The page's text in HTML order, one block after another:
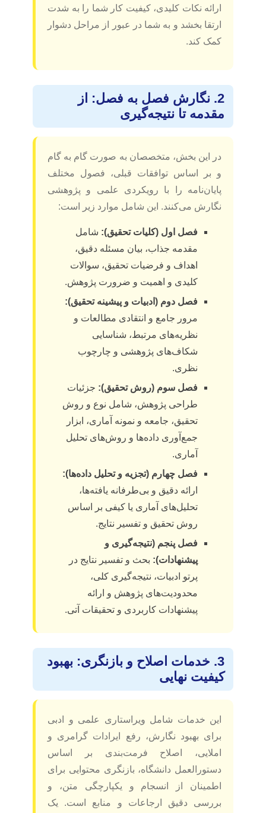
ارائه نکات کلیدی، کیفیت کار شما را به شدت
ارتقا بخشد و به شما در عبور از مراحل دشوار
کمک کند.
2. نگارش فصل به فصل: از
مقدمه تا نتیجه‌گیری
در این بخش، متخصصان به صورت گام به گام
و بر اساس توافقات قبلی، فصول مختلف
پایان‌نامه را با رویکردی علمی و پژوهشی
نگارش می‌کنند. این شامل موارد زیر است:
فصل اول (کلیات تحقیق):شامل
مقدمه جذاب، بیان مسئله دقیق،
اهداف و فرضیات تحقیق، سوالات
کلیدی و اهمیت و ضرورت پژوهش.
فصل دوم (ادبیات و پیشینه تحقیق):
مرور جامع و انتقادی مطالعات و
نظریه‌های مرتبط، شناسایی
شکاف‌های پژوهشی و چارچوب
نظری.
فصل سوم (روش تحقیق):جزئیات
طراحی پژوهش، شامل نوع و روش
تحقیق، جامعه و نمونه آماری، ابزار
جمع‌آوری داده‌ها و روش‌های تحلیل
آماری.
فصل چهارم (تجزیه و تحلیل داده‌ها):
ارائه دقیق و بی‌طرفانه یافته‌ها،
تحلیل‌های آماری یا کیفی بر اساس
روش تحقیق و تفسیر نتایج.
فصل پنجم (نتیجه‌گیری و
پیشنهادات):بحث و تفسیر نتایج در
پرتو ادبیات، نتیجه‌گیری کلی،
محدودیت‌های پژوهش و ارائه
پیشنهادات کاربردی و تحقیقات آتی.
3. خدمات اصلاح و بازنگری: بهبود
کیفیت نهایی
این خدمات شامل ویراستاری علمی و ادبی
برای بهبود نگارش، رفع ایرادات گرامری و
املایی، اصلاح فرمت‌بندی بر اساس
دستورالعمل دانشگاه، بازنگری محتوایی برای
اطمینان از انسجام و یکپارچگی متن، و
بررسی دقیق ارجاعات و منابع است. یک